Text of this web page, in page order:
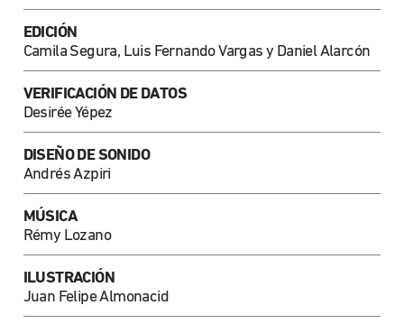
EDICIÓN
Camila Segura, Luis Fernando Vargas y Daniel Alarcón
VERIFICACIÓN DE DATOS
Desirée Yépez
DISEÑO DE SONIDO
Andrés Azpiri
MÚSICA
Rémy Lozano
ILUSTRACIÓN
Juan Felipe Almonacid